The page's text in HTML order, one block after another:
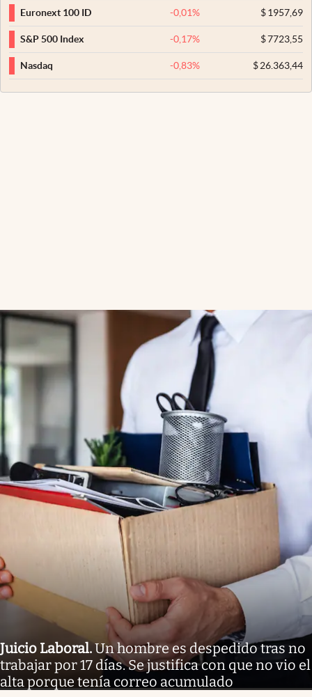
Euronext 100 ID -0,01% $1957,69
S&P 500 Index -0,17% $7723,55
Nasdaq -0,83% $26.363,44
Juicio Laboral.Un hombre es despedido tras no
trabajar por 17 días. Se justifica con que no vio el
alta porque tenía correo acumulado